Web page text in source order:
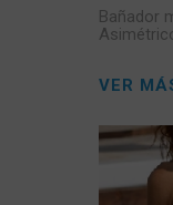
Bañador
VER